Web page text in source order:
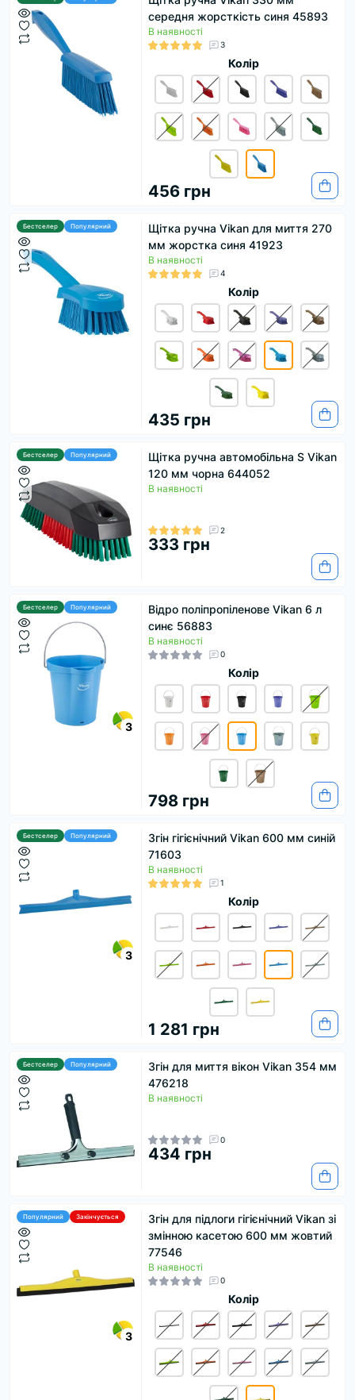
середня жорсткість синя 45893
В наявності
3
Колір
456 грн
Бестселер Популярний
Щітка ручна Vikan для миття 270
мм жорстка синя 41923
В наявності
4
Колір
435 грн
Бестселер Популярний
Щітка ручна автомобільна S Vikan
120 мм чорна 644052
В наявності
2
333 грн
Бестселер Популярний
3
Відро поліпропіленове Vikan 6 л
синє 56883
В наявності
0
Колір
798 грн
Бестселер Популярний
3
Згін гігієнічний Vikan 600 мм синій
71603
В наявності
1
Колір
1 281 грн
Бестселер Популярний
Згін для миття вікон Vikan 354 мм
476218
В наявності
0
434 грн
Популярний Закінчується
3
Згін для підлоги гігієнічний Vikan зі
змінною касетою 600 мм жовтий
77546
В наявності
0
Колір